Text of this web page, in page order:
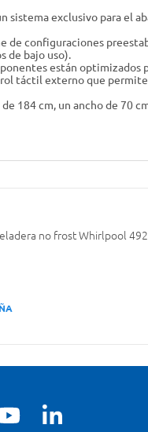
sistema exclusivo para el
de configuraciones
de bajo uso).
están
táctil externo que
184 cm, un ancho de 70
no frost Whirlpool